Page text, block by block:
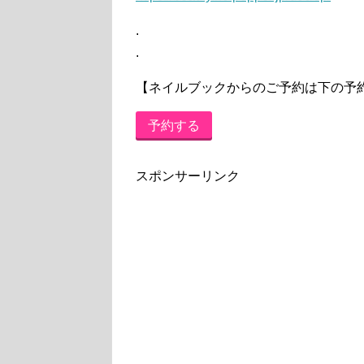
.
.
【ネイルブックからのご予約は下の予
予約する
スポンサーリンク